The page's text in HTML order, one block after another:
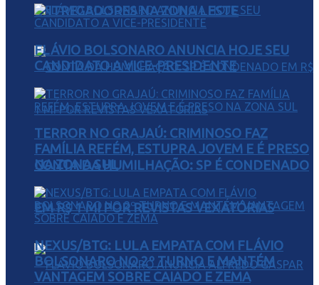
ENTREGADORES NA ZONA LESTE
CONTA DA HUMILHAÇÃO: SP É CONDENADO
EM R$ 1 MI POR REVISTAS VEXATÓRIAS
FLÁVIO BOLSONARO ANUNCIA HOJE SEU
CANDIDATO A VICE-PRESIDENTE
TERROR NO GRAJAÚ: CRIMINOSO FAZ
FAMÍLIA REFÉM, ESTUPRA JOVEM E É PRESO
NA ZONA SUL
NEXUS/BTG: LULA EMPATA COM FLÁVIO
BOLSONARO NO 2º TURNO E MANTÉM
VANTAGEM SOBRE CAIADO E ZEMA